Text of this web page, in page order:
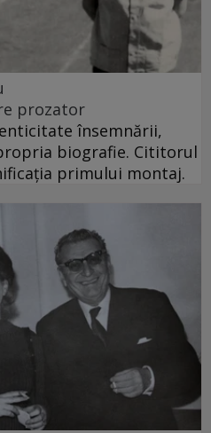
prozator
însemnării,
biografie. Cititorul
primului montaj.